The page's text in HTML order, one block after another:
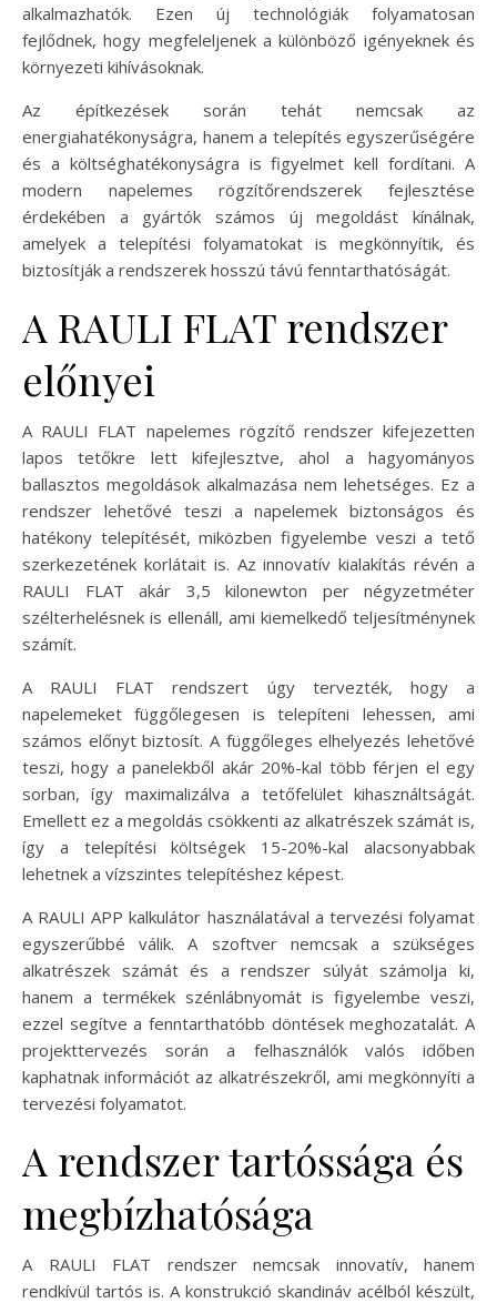
alkalmazhatók. Ezen új technológiák folyamatosan
fejlődnek, hogy megfeleljenek a különböző igényeknek és
környezeti kihívásoknak.
Az építkezések során tehát nemcsak az
energiahatékonyságra, hanem a telepítés egyszerűségére
és a költséghatékonyságra is figyelmet kell fordítani. A
modern napelemes rögzítőrendszerek fejlesztése
érdekében a gyártók számos új megoldást kínálnak,
amelyek a telepítési folyamatokat is megkönnyítik, és
biztosítják a rendszerek hosszú távú fenntarthatóságát.
A RAULI FLAT rendszer
előnyei
A RAULI FLAT napelemes rögzítő rendszer kifejezetten
lapos tetőkre lett kifejlesztve, ahol a hagyományos
ballasztos megoldások alkalmazása nem lehetséges. Ez a
rendszer lehetővé teszi a napelemek biztonságos és
hatékony telepítését, miközben figyelembe veszi a tető
szerkezetének korlátait is. Az innovatív kialakítás révén a
RAULI FLAT akár 3,5 kilonewton per négyzetméter
szélterhelésnek is ellenáll, ami kiemelkedő teljesítménynek
számít.
A RAULI FLAT rendszert úgy tervezték, hogy a
napelemeket függőlegesen is telepíteni lehessen, ami
számos előnyt biztosít. A függőleges elhelyezés lehetővé
teszi, hogy a panelekből akár 20%-kal több férjen el egy
sorban, így maximalizálva a tetőfelület kihasználtságát.
Emellett ez a megoldás csökkenti az alkatrészek számát is,
így a telepítési költségek 15-20%-kal alacsonyabbak
lehetnek a vízszintes telepítéshez képest.
A RAULI APP kalkulátor használatával a tervezési folyamat
egyszerűbbé válik. A szoftver nemcsak a szükséges
alkatrészek számát és a rendszer súlyát számolja ki,
hanem a termékek szénlábnyomát is figyelembe veszi,
ezzel segítve a fenntarthatóbb döntések meghozatalát. A
projekttervezés során a felhasználók valós időben
kaphatnak információt az alkatrészekről, ami megkönnyíti a
tervezési folyamatot.
A rendszer tartóssága és
megbízhatósága
A RAULI FLAT rendszer nemcsak innovatív, hanem
rendkívül tartós is. A konstrukció skandináv acélból készült,